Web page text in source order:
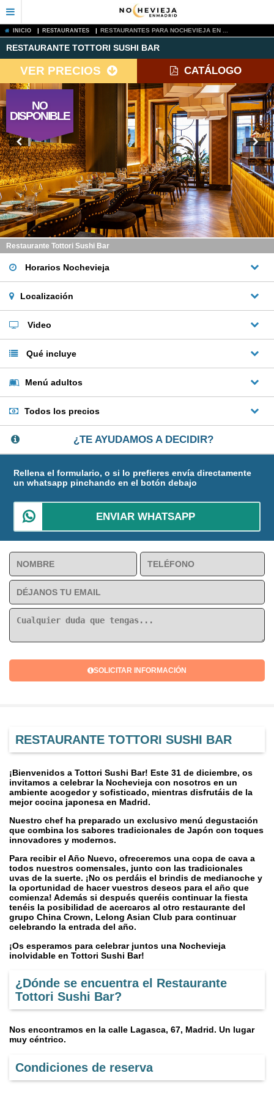
INICIO | RESTAURANTES | RESTAURANTES PARA NOCHEVIEJA EN ...
RESTAURANTE TOTTORI SUSHI BAR
CATÁLOGO
VER PRECIOS
NO
DISPONIBLE
Restaurante Tottori Sushi Bar
Horarios Nochevieja
Localización
Video
Qué incluye
Menú adultos
Todos los precios
¿TE AYUDAMOS A DECIDIR?
Rellena el formulario, o si lo prefieres envía directamente
un whatsapp pinchando en el botón debajo
ENVIAR WHATSAPP
SOLICITAR INFORMACIÓN
RESTAURANTE TOTTORI SUSHI BAR
¡Bienvenidos a Tottori Sushi Bar! Este 31 de diciembre, os
invitamos a celebrar la Nochevieja con nosotros en un
ambiente acogedor y sofisticado, mientras disfrutáis de la
mejor cocina japonesa en Madrid.
Nuestro chef ha preparado un exclusivo menú degustación
que combina los sabores tradicionales de Japón con toques
innovadores y modernos.
Para recibir el Año Nuevo, ofreceremos una copa de cava a
todos nuestros comensales, junto con las tradicionales
uvas de la suerte. ¡No os perdáis el brindis de medianoche y
la oportunidad de hacer vuestros deseos para el año que
comienza! Además si después queréis continuar la fiesta
tenéis la posibilidad de acercaros al otro restaurante del
grupo China Crown, Lelong Asian Club para continuar
celebrando la entrada del año.
¡Os esperamos para celebrar juntos una Nochevieja
inolvidable en Tottori Sushi Bar!
¿Dónde se encuentra el Restaurante
Tottori Sushi Bar?
Nos encontramos en la calle Lagasca, 67, Madrid. Un lugar
muy céntrico.
Condiciones de reserva